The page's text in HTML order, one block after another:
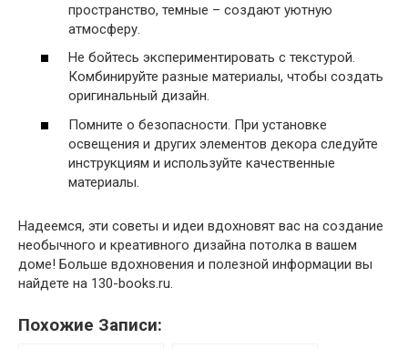
пространство, темные – создают уютную
атмосферу.
Не бойтесь экспериментировать с текстурой.
Комбинируйте разные материалы, чтобы создать
оригинальный дизайн.
Помните о безопасности. При установке
освещения и других элементов декора следуйте
инструкциям и используйте качественные
материалы.
Надеемся, эти советы и идеи вдохновят вас на создание
необычного и креативного дизайна потолка в вашем
доме! Больше вдохновения и полезной информации вы
найдете на 130-books.ru.
Похожие Записи: